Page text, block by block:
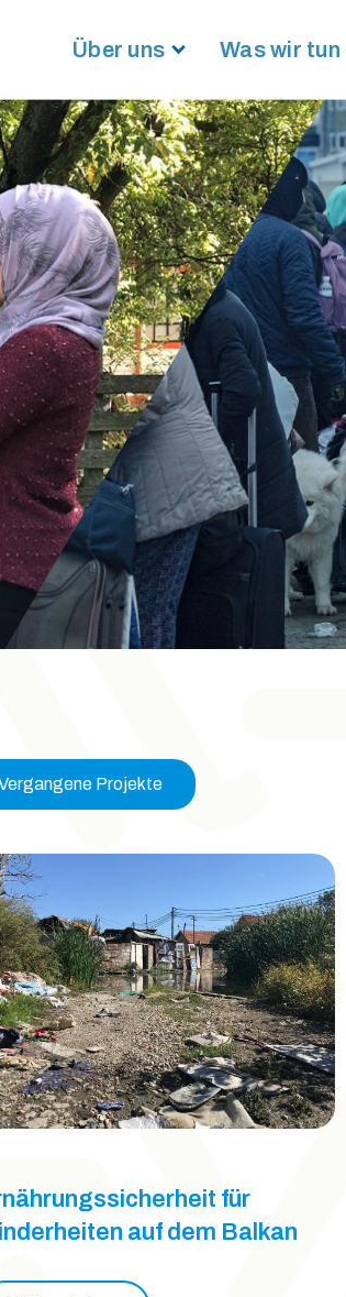
Über uns Was wir tun
Projekte
für
auf dem Balkan